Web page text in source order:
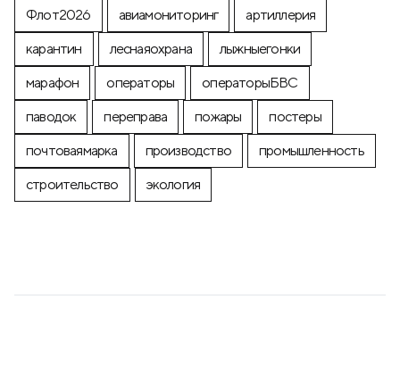
Флот2026 авиамониторинг
артиллерия
карантин
леснаяохрана
лыжныегонки
марафон
операторы
операторыБВС
паводок
переправа пожары
постеры
почтоваямарка
производство
промышленность
строительство
экология